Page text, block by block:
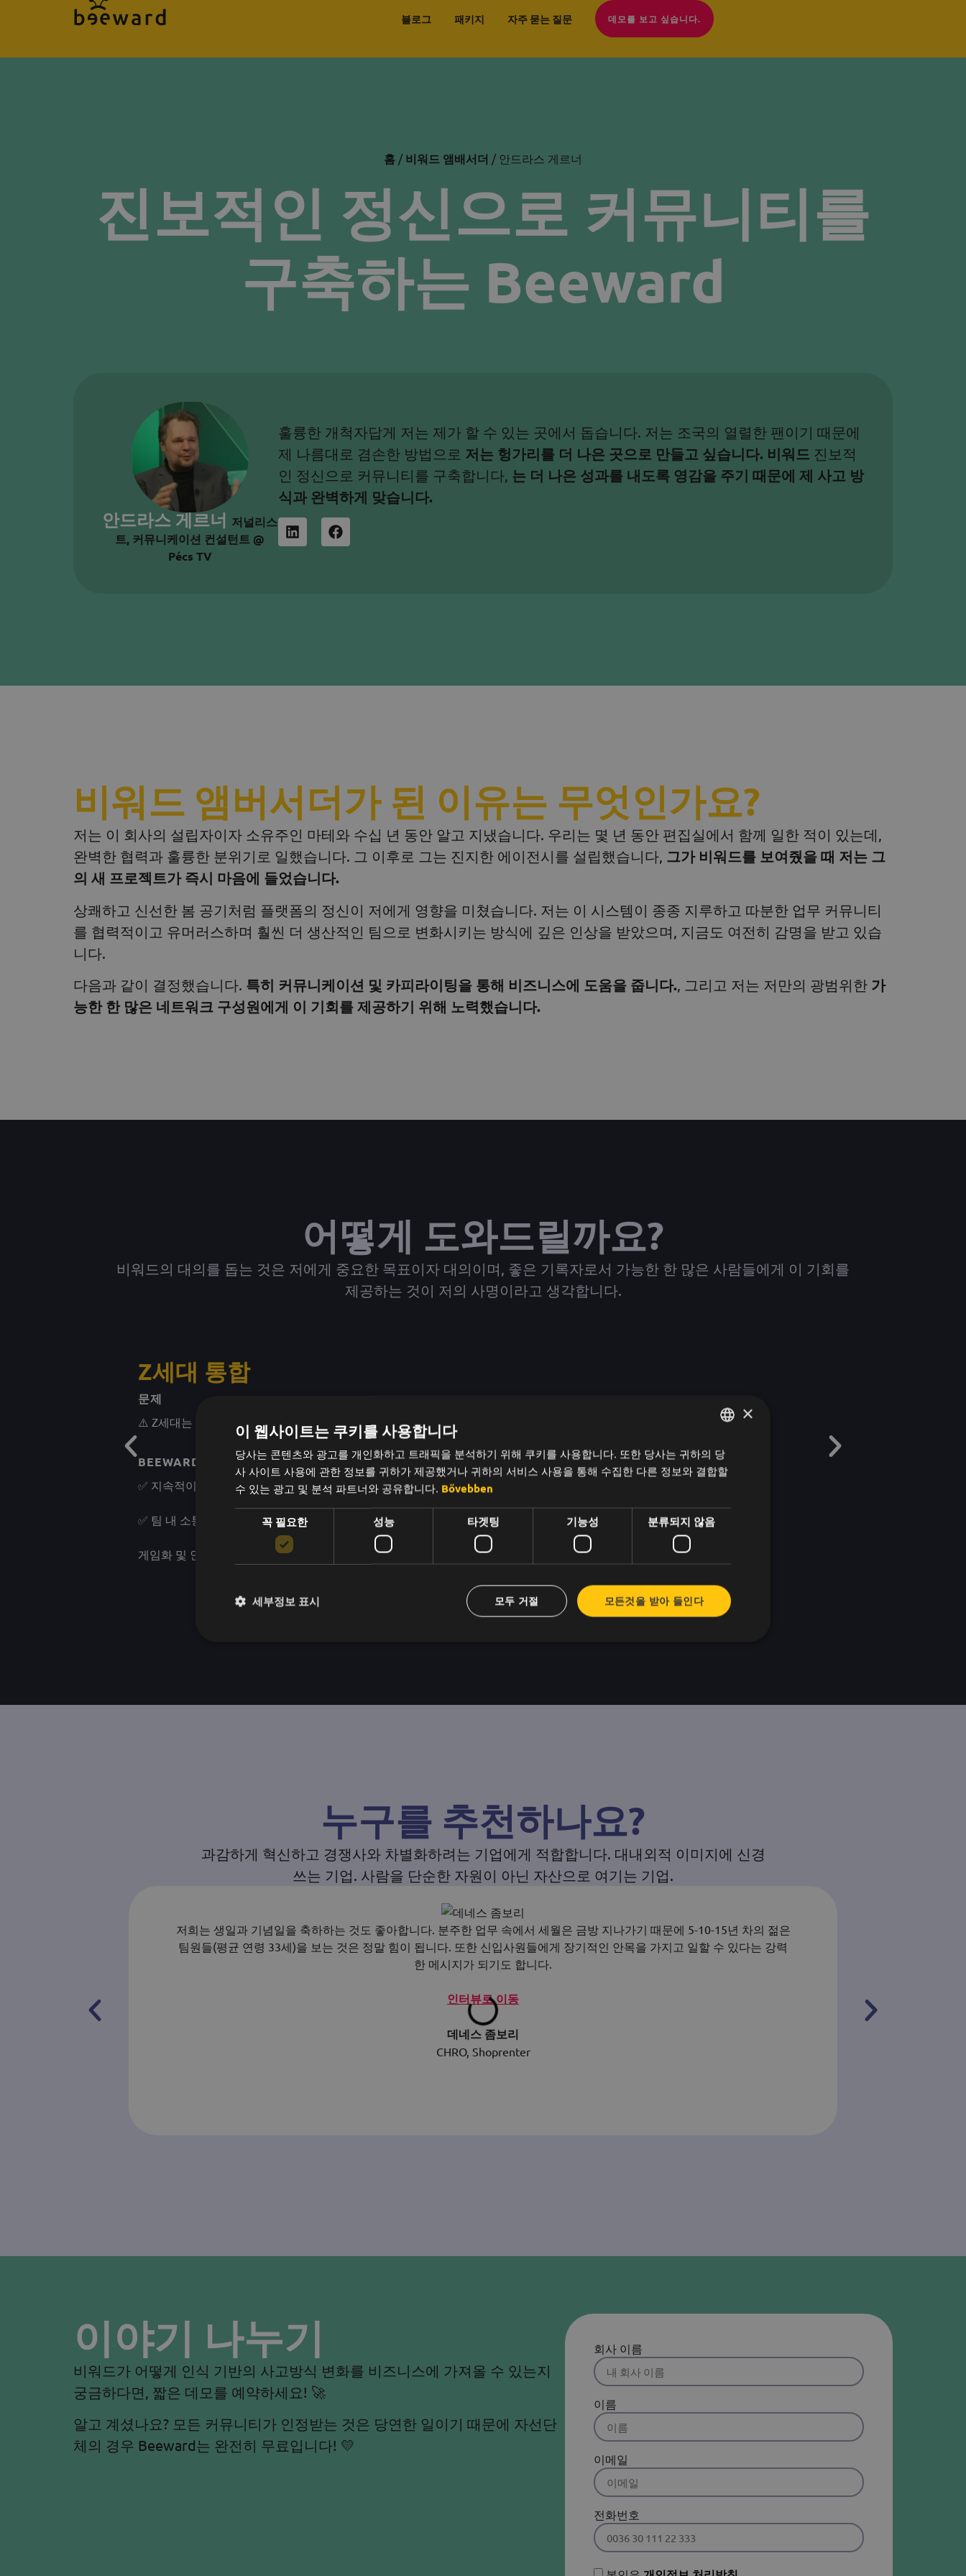
블로그 패키지 자주 묻는 질문 데모를 보고 싶습니다.
홈 / 비워드 앰배서더 / 안드라스 게르너
진보적인 정신으로 커뮤니티를
구축하는 Beeward
안드라스 게르너 저널리스
트, 커뮤니케이션 컨설턴트 @
Pécs TV
훌륭한 개척자답게 저는 제가 할 수 있는 곳에서 돕습니다. 저는 조국의 열렬한 팬이기 때문에
제 나름대로 겸손한 방법으로 저는 헝가리를 더 나은 곳으로 만들고 싶습니다. 비워드 진보적
인 정신으로 커뮤니티를 구축합니다, 는 더 나은 성과를 내도록 영감을 주기 때문에 제 사고 방
식과 완벽하게 맞습니다.
비워드 앰버서더가 된 이유는 무엇인가요?
저는 이 회사의 설립자이자 소유주인 마테와 수십 년 동안 알고 지냈습니다. 우리는 몇 년 동안 편집실에서 함께 일한 적이 있는데,
완벽한 협력과 훌륭한 분위기로 일했습니다. 그 이후로 그는 진지한 에이전시를 설립했습니다, 그가 비워드를 보여줬을 때 저는 그
의 새 프로젝트가 즉시 마음에 들었습니다.
상쾌하고 신선한 봄 공기처럼 플랫폼의 정신이 저에게 영향을 미쳤습니다. 저는 이 시스템이 종종 지루하고 따분한 업무 커뮤니티
를 협력적이고 유머러스하며 훨씬 더 생산적인 팀으로 변화시키는 방식에 깊은 인상을 받았으며, 지금도 여전히 감명을 받고 있습
니다.
다음과 같이 결정했습니다. 특히 커뮤니케이션 및 카피라이팅을 통해 비즈니스에 도움을 줍니다., 그리고 저는 저만의 광범위한 가
능한 한 많은 네트워크 구성원에게 이 기회를 제공하기 위해 노력했습니다.
어떻게 도와드릴까요?
비워드의 대의를 돕는 것은 저에게 중요한 목표이자 대의이며, 좋은 기록자로서 가능한 한 많은 사람들에게 이 기회를
제공하는 것이 저의 사명이라고 생각합니다.
Z세대 통합
문제
⚠️ Z세대는 동기부여와 가치를 느끼지 못하면 한 직업에 장기적으로 충실하지 않습니다.
BEEWARD는 어떻게 도움이 되나요?
✅ 지속적이고 빠른 인정 - 성과 검토를 위해 몇 달을 기다릴 필요가 없습니다.
✅ 팀 내 소통과 협업을 도와 젊은 직원들이 고립감을 느끼지 않도록 합니다.
게임화 및 인터랙티브 요소는 인식을 재미있게 만들어주므로 단순히 '필수' HR 도구에 머물지 않습니다.
누구를 추천하나요?
과감하게 혁신하고 경쟁사와 차별화하려는 기업에게 적합합니다. 대내외적 이미지에 신경
쓰는 기업. 사람을 단순한 자원이 아닌 자산으로 여기는 기업.
저희는 생일과 기념일을 축하하는 것도 좋아합니다. 분주한 업무 속에서 세월은 금방 지나가기 때문에 5-10-15년 차의 젊은
팀원들(평균 연령 33세)을 보는 것은 정말 힘이 됩니다. 또한 신입사원들에게 장기적인 안목을 가지고 일할 수 있다는 강력
한 메시지가 되기도 합니다.
인터뷰로 이동
데네스 좀보리
CHRO, Shoprenter
이야기 나누기
비워드가 어떻게 인식 기반의 사고방식 변화를 비즈니스에 가져올 수 있는지
궁금하다면, 짧은 데모를 예약하세요! 🚀
알고 계셨나요? 모든 커뮤니티가 인정받는 것은 당연한 일이기 때문에 자선단
체의 경우 Beeward는 완전히 무료입니다! 💛
회사 이름
이름
이메일
전화번호
헝가리어
영어
×
이 웹사이트는 쿠키를 사용합니다
당사는 콘텐츠와 광고를 개인화하고 트래픽을 분석하기 위해 쿠키를 사용합니다. 또한 당사는 귀하의 당
사 사이트 사용에 관한 정보를 귀하가 제공했거나 귀하의 서비스 사용을 통해 수집한 다른 정보와 결합할
수 있는 광고 및 분석 파트너와 공유합니다. Bővebben
꼭 필요한 성능 타겟팅 기능성 분류되지 않음
모든것을 받아 들인다
모두 거절
세부정보 표시